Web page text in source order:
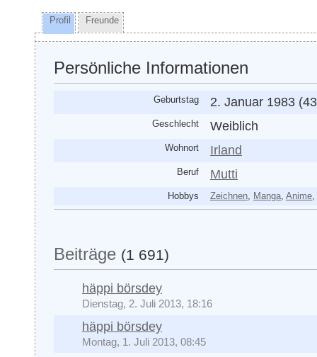
Profil Freunde
Persönliche Informationen
Geburtstag 2. Januar 1983
Geschlecht Weiblich
Wohnort Irland
Beruf Mutti
Hobbys Zeichnen, Manga, Anime,
Beiträge (1 691)
häppi börsdey
Dienstag, 2. Juli 2013, 18:16
häppi börsdey
Montag, 1. Juli 2013, 08:45